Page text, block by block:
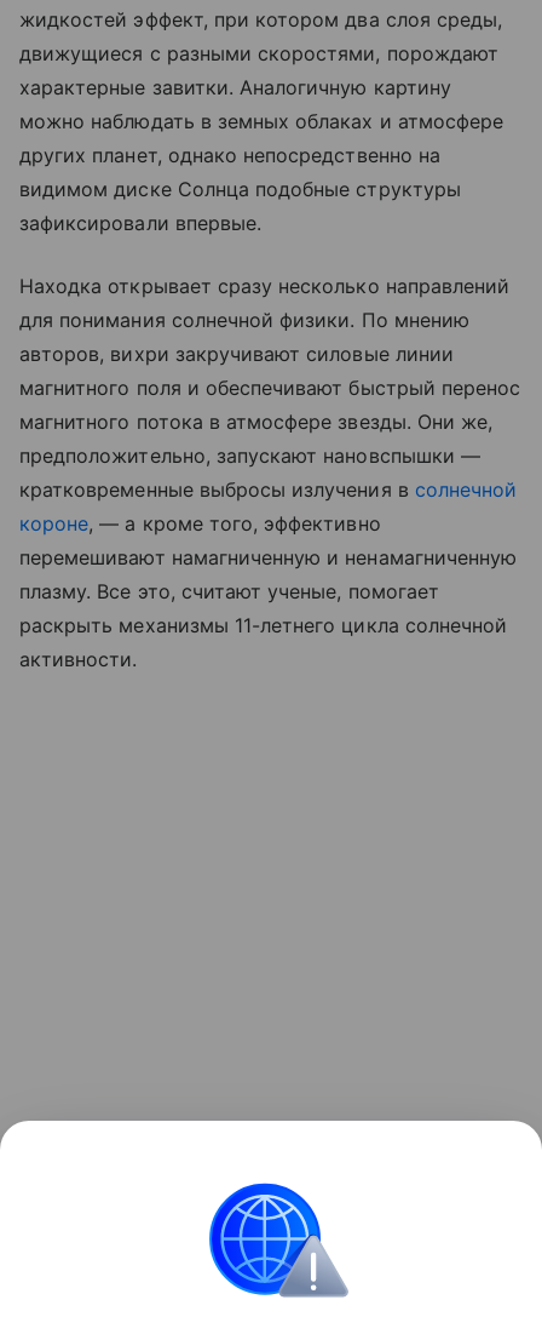
жидкостей эффект, при котором два слоя среды,
движущиеся с разными скоростями, порождают
характерные завитки. Аналогичную картину
можно наблюдать в земных облаках и атмосфере
других планет, однако непосредственно на
видимом диске Солнца подобные структуры
зафиксировали впервые.
Находка открывает сразу несколько направлений
для понимания солнечной физики. По мнению
авторов, вихри закручивают силовые линии
магнитного поля и обеспечивают быстрый перенос
магнитного потока в атмосфере звезды. Они же,
предположительно, запускают нановспышки —
кратковременные выбросы излучения в солнечной
короне, — а кроме того, эффективно
перемешивают намагниченную и ненамагниченную
плазму. Все это, считают ученые, помогает
раскрыть механизмы 11-летнего цикла солнечной
активности.
на видео мощный выброс плазмы из Солнца